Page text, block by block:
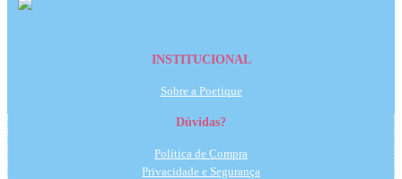
INSTITUCIONAL
Sobre a Poetique
Dúvidas?
Política de Compra
Privacidade e Segurança